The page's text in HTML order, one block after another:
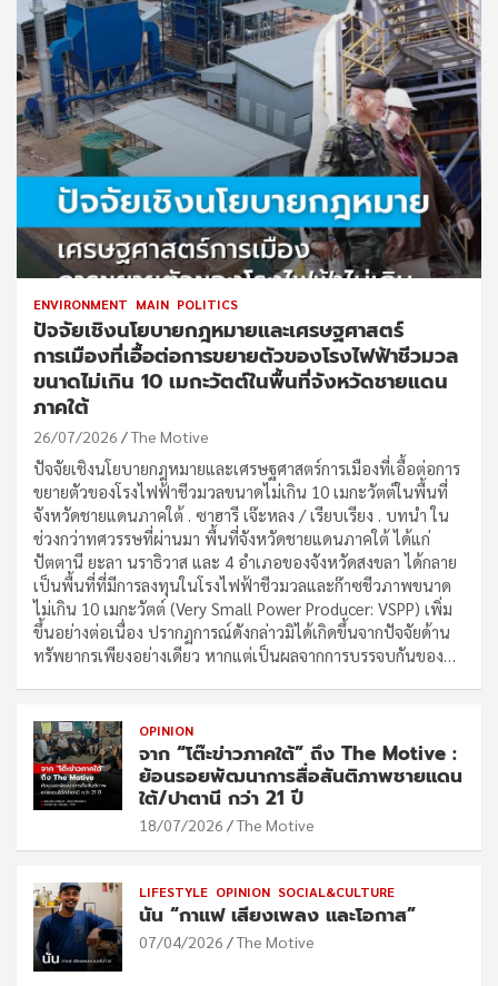
ENVIRONMENT MAIN POLITICS
ปัจจัยเชิงนโยบายกฎหมายและเศรษฐศาสตร์
การเมืองที่เอื้อต่อการขยายตัวของโรงไฟฟ้าชีวมวล
ขนาดไม่เกิน 10 เมกะวัตต์ในพื้นที่จังหวัดชายแดน
ภาคใต้
26/07/2026 The Motive
ปัจจัยเชิงนโยบายกฎหมายและเศรษฐศาสตร์การเมืองที่เอื้อต่อการ
ขยายตัวของโรงไฟฟ้าชีวมวลขนาดไม่เกิน 10 เมกะวัตต์ในพื้นที่
จังหวัดชายแดนภาคใต้ . ซาฮารี เจ๊ะหลง / เรียบเรียง . บทนำ ใน
ช่วงกว่าทศวรรษที่ผ่านมา พื้นที่จังหวัดชายแดนภาคใต้ ได้แก่
ปัตตานี ยะลา นราธิวาส และ 4 อำเภอของจังหวัดสงขลา ได้กลาย
เป็นพื้นที่ที่มีการลงทุนในโรงไฟฟ้าชีวมวลและก๊าซชีวภาพขนาด
ไม่เกิน 10 เมกะวัตต์ (Very Small Power Producer: VSPP) เพิ่ม
ขึ้นอย่างต่อเนื่อง ปรากฏการณ์ดังกล่าวมิได้เกิดขึ้นจากปัจจัยด้าน
ทรัพยากรเพียงอย่างเดียว หากแต่เป็นผลจากการบรรจบกันของ…
OPINION
จาก “โต๊ะข่าวภาคใต้” ถึง The Motive :
ย้อนรอยพัฒนาการสื่อสันติภาพชายแดน
ใต้/ปาตานี กว่า 21 ปี
18/07/2026 The Motive
LIFESTYLE OPINION SOCIAL&CULTURE
นัน “กาแฟ เสียงเพลง และโอกาส”
07/04/2026 The Motive